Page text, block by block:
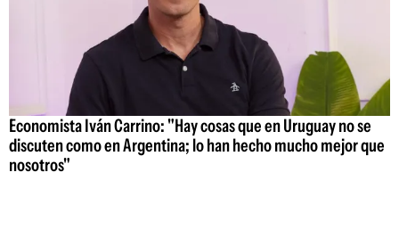
Economista Iván Carrino: "Hay cosas que en Uruguay no se
discuten como en Argentina; lo han hecho mucho mejor que
nosotros"